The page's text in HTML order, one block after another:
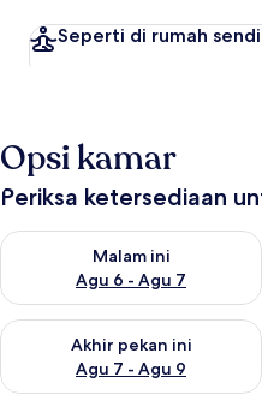
Seperti di rumah
Opsi kamar
Periksa ketersediaan
Malam ini
Agu 6 - Agu 7
Periksa ketersediaan untuk
Akhir pekan ini
Agu 7 - Agu 9
Periksa ketersediaan untuk